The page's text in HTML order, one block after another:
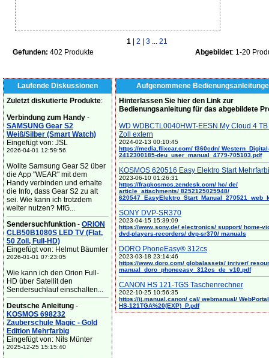
1 2 3... 21
Gefunden: 402 Produkte Abgebildet: 1-20
Laufende Diskussionen
Zuletzt diskutierte Produkte:
Verbindung zum Handy -
SAMSUNG Gear S2
Weiß/Silber (Smart Watch)
Eingefügt von: JSL
2026-04-01 12:59:56
Wollte Samsung Gear S2 über
die App "WEAR" mit dem
Handy verbinden und erhalte
die Info, dass Gear S2 zu alt
sei. Wie kann ich trotzdem
weiter nutzen? MfG...
Sendersuchfunktion - ORION
CLB50B1080S LED TV (Flat,
50 Zoll, Full-HD)
Eingefügt von: Helmut Bäumler
2026-01-01 07:23:05
Wie kann ich den Orion Full-
HD über Satellit den
Sendersuchlauf einschalten...
Deutsche Anleitung -
KOSMOS 698232
Zauberschule Magic - Gold
Edition Mehrfarbig
Eingefügt von: Nils Münter
2025-12-25 15:15:40
Aufgenommene
Hinterlassen Sie hier den Link zur
Bedienungsanleitung für das abgebildete
WD WDBCTL0040HWT-EESN My Cloud 4
Zoll extern
2024-02-13 00:10:45
https://media.flixcar.com/ f360cdn/ Western_Digital-
2412300185-deu_user_manual_4779-705103.pdf
KOSMOS 620516 Easy Elektro Start
2023-06-10 01:26:31
https://fragkosmos.zendesk.com/ hc/ de/
article_attachments/ 8252125025948/
SONY DVP-SR370
2023-04-15 15:39:09
https://www.sony.de/ electronics/ support/ home-
dvd-players-recorders/ dvp-sr370/ manuals
DORO PhoneEasy® 312cs
2023-03-18 23:14:46
https://www.doro.com/ globalassets/ inriver/
manual_doro_phoneeasy_312cs_de_v10.pdf
CANON HS 121-TGS Taschenrechner
2022-10-25 10:56:35
https://ij.manual.canon/ cal/ webmanual/
HS-121TGA%20(EXP)_P.pdf